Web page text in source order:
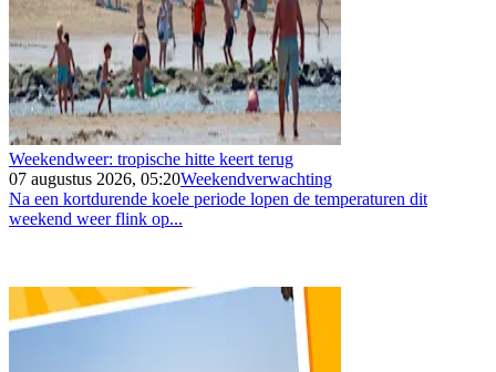
Weekendweer: tropische hitte keert terug
07 augustus 2026, 05:20Weekendverwachting
Na een kortdurende koele periode lopen de temperaturen dit
weekend weer flink op...